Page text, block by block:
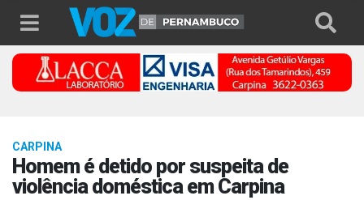
CARPINA
Homem é detido por suspeita de
violência doméstica em Carpina